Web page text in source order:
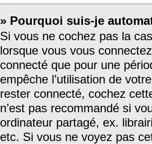
» Pourquoi suis-je
Si vous ne cochez pas la
lorsque vous vous
connecté que pour une
empêche l’utilisation de
rester connecté, cochez
n’est pas recommandé si
ordinateur partagé, ex.
etc. Si vous ne voyez pas